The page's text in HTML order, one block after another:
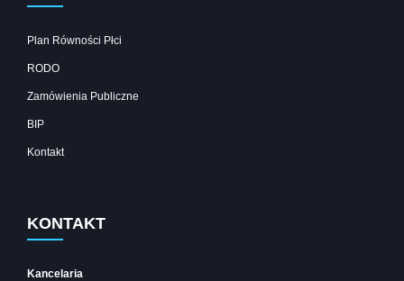
Plan Równości Płci
RODO
Zamówienia Publiczne
BIP
Kontakt
KONTAKT
Kancelaria